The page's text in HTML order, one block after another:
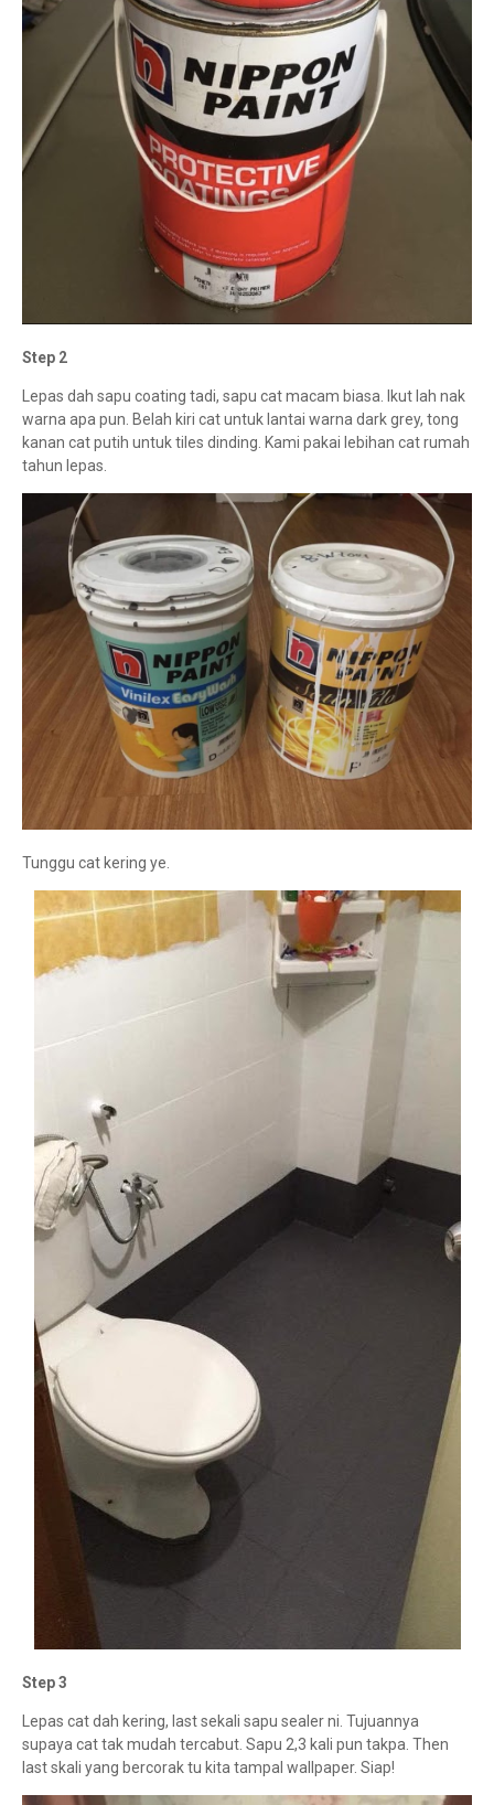
Step 2
Lepas dah sapu coating tadi, sapu cat macam biasa. Ikut lah nak
warna apa pun. Belah kiri cat untuk lantai warna dark grey, tong
kanan cat putih untuk tiles dinding. Kami pakai lebihan cat rumah
tahun lepas.
Tunggu cat kering ye.
Step 3
Lepas cat dah kering, last sekali sapu sealer ni. Tujuannya
supaya cat tak mudah tercabut. Sapu 2,3 kali pun takpa. Then
last skali yang bercorak tu kita tampal wallpaper. Siap!